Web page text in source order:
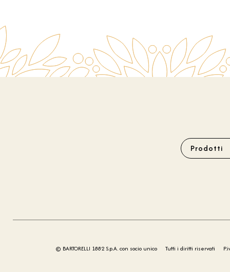
Prodotti
© BARTORELLI 1882 S.p.A. con socio unico Tutti i diritti riservati